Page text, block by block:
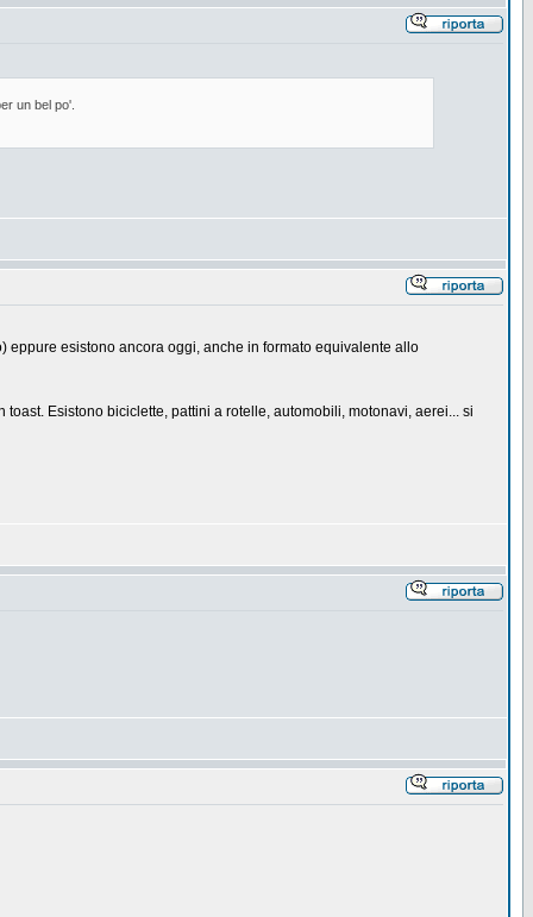
un bel po'.
esistono ancora oggi, anche in formato equivalente allo
Esistono biciclette, pattini a rotelle, automobili, motonavi, aerei... si